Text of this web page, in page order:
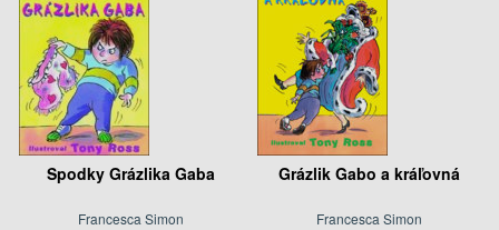
Spodky Grázlika Gaba
Francesca Simon
Grázlik Gabo a kráľovná
Francesca Simon